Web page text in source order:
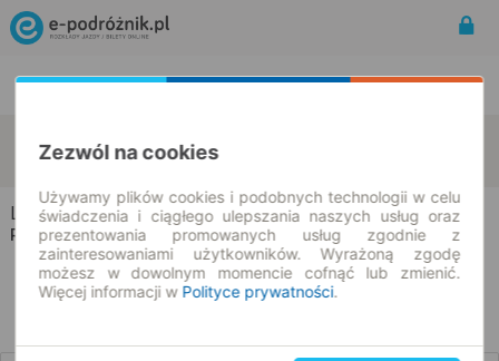
08.08.2026 | -- : --
Linki → Sorkwity
Rozkład jazdy i bilety
Zezwól na cookies
Używamy plików cookies i podobnych technologii w celu
świadczenia i ciągłego ulepszania naszych usług oraz
prezentowania promowanych usług zgodnie z
zainteresowaniami użytkowników. Wyrażoną zgodę
możesz w dowolnym momencie cofnąć lub zmienić.
Więcej informacji w Polityce prywatności.